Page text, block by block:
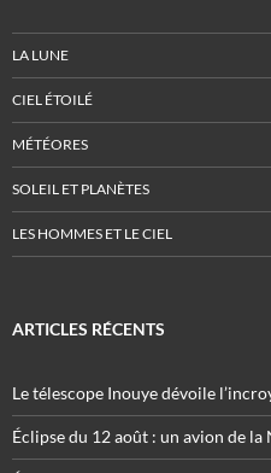
LA LUNE
CIEL ÉTOILÉ
MÉTÉORES
SOLEIL ET PLANÈTES
LES HOMMES ET LE CIEL
ARTICLES RÉCENTS
Le télescope Inouye dévoile
Éclipse du 12 août : un avion de la